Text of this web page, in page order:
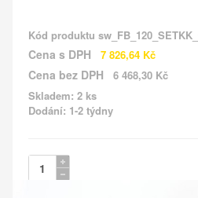
Kód produktu
Cena s DPH 7 826,64 Kč
Cena bez DPH
6 468,30 Kč
Skladem: 2 ks
Dodání: 1-2 týdny